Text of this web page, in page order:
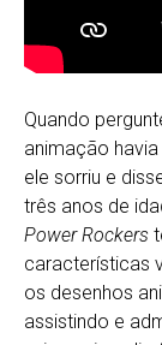
Quando
animação
ele sorriu e
três anos de
Power Rockers
características
os desenhos
assistindo e